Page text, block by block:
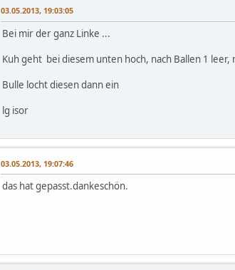
03.05.2013, 19:03:05
Bei mir der ganz Linke ...
Kuh geht bei diesem unten hoch, nach Ballen 1 leer,
Bulle locht diesen dann ein
lg isor
03.05.2013, 19:07:46
das hat gepasst.dankeschön.